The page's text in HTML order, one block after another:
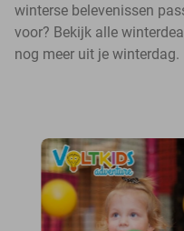
winterse belevenissen
voor? Bekijk alle
nog meer uit je winterdag.